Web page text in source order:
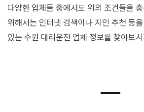
다양한 업체들 중에서도 위의 조건들을
위해서는 인터넷 검색이나 지인 추천 등
있는 수원 대리운전 업체 정보를 찾아보